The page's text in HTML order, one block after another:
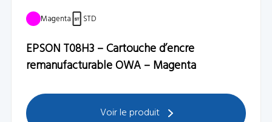
Magenta STD
EPSON T08H3 – Cartouche d’encre
remanufacturable OWA – Magenta
Voir le produit